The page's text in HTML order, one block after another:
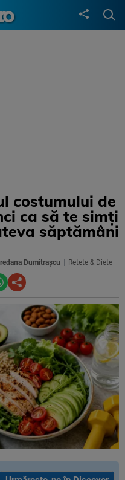
costumului de
ca să te simți
săptămâni
Dumitrașcu Retete & Diete